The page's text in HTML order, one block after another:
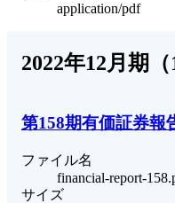
application/pdf
2022年12月期（
第158期有価証券報
ファイル名
financial-report-
サイズ